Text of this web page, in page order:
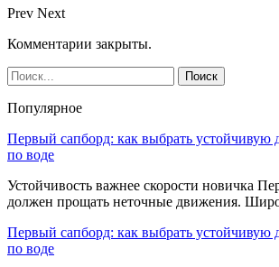
Prev Next
Комментарии закрыты.
Популярное
Первый сапборд: как выбрать устойчивую
по воде
Устойчивость важнее скорости новичка
должен прощать неточные движения.
Первый сапборд: как выбрать устойчивую
по воде